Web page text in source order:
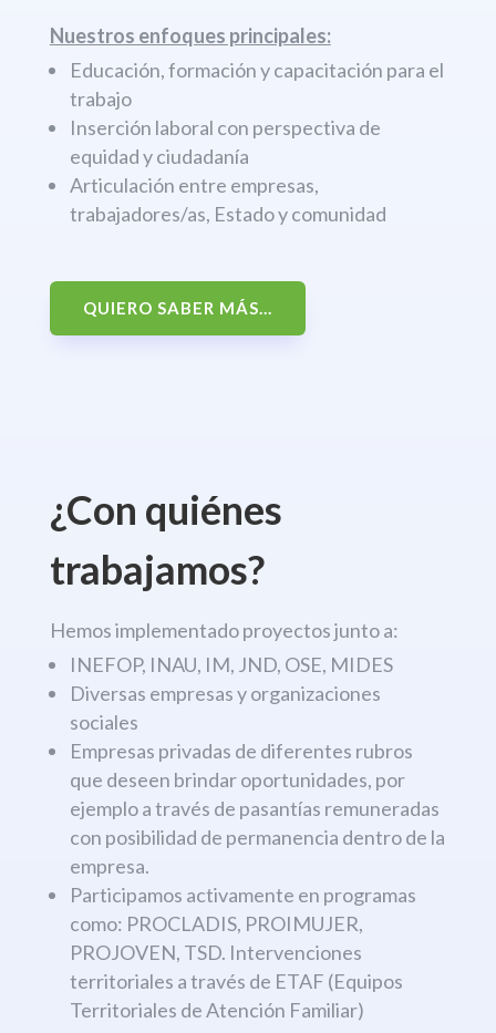
Nuestros enfoques principales:
Educación, formación y capacitación para el
trabajo
Inserción laboral con perspectiva de
equidad y ciudadanía
Articulación entre empresas,
trabajadores/as, Estado y comunidad
QUIERO SABER MÁS...
¿Con quiénes
trabajamos?
Hemos implementado proyectos junto a:
INEFOP, INAU, IM, JND, OSE, MIDES
Diversas empresas y organizaciones
sociales
Empresas privadas de diferentes rubros
que deseen brindar oportunidades, por
ejemplo a través de pasantías remuneradas
con posibilidad de permanencia dentro de la
empresa.
Participamos activamente en programas
como: PROCLADIS, PROIMUJER,
PROJOVEN, TSD. Intervenciones
territoriales a través de ETAF (Equipos
Territoriales de Atención Familiar)